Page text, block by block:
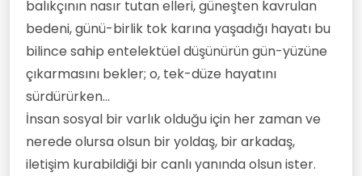
balıkçının nasır tutan elleri, güneşten kavrulan
bedeni, günü-birlik tok karına yaşadığı hayatı bu
bilince sahip entelektüel düşünürün gün-yüzüne
çıkarmasını bekler; o, tek-düze hayatını
sürdürürken...
İnsan sosyal bir varlık olduğu için her zaman ve
nerede olursa olsun bir yoldaş, bir arkadaş,
iletişim kurabildiği bir canlı yanında olsun ister.